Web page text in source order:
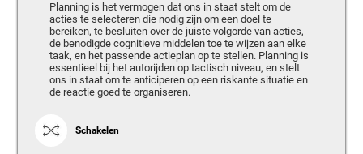
Planning is het vermogen dat ons in staat stelt om de
acties te selecteren die nodig zijn om een doel te
bereiken, te besluiten over de juiste volgorde van acties,
de benodigde cognitieve middelen toe te wijzen aan elke
taak, en het passende actieplan op te stellen. Planning is
essentieel bij het autorijden op tactisch niveau, en stelt
ons in staat om te anticiperen op een riskante situatie en
de reactie goed te organiseren.
Schakelen